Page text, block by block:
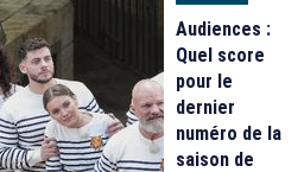
Audiences :
Quel score
pour le
dernier
numéro de la
saison de